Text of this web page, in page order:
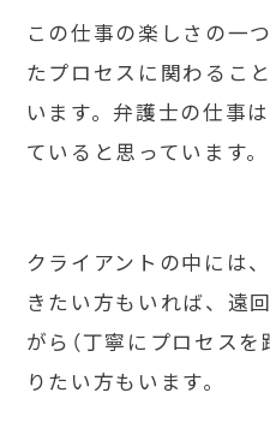
この仕事の楽しさの一
たプロセスに関わるこ
います。弁護士の仕事
ていると思っています。
クライアントの中には
きたい方もいれば、遠
がら（丁寧にプロセス
りたい方もいます。